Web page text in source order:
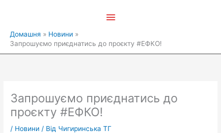
Домашня
Новини
Запрошуємо приєднатись до проєкту #ЕФКО!
Запрошуємо приєднатись до
проєкту #ЕФКО!
/ Новини / Від Чигиринська ТГ